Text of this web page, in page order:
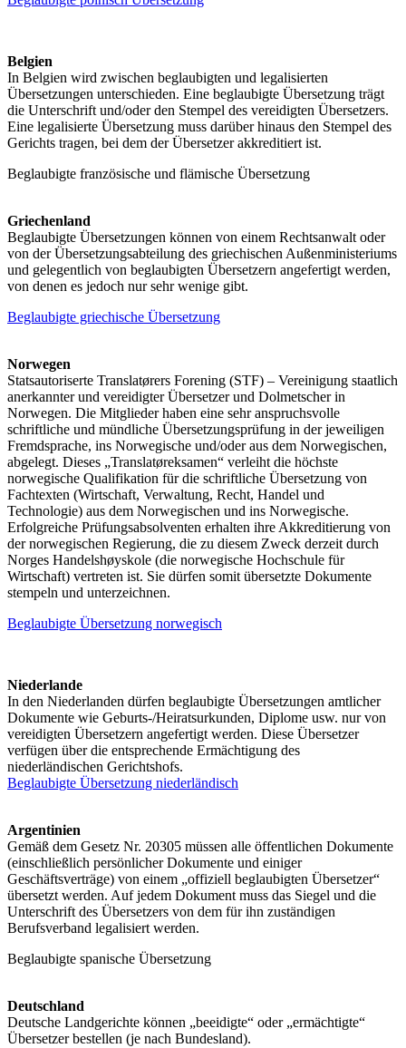
Belgien
In Belgien wird zwischen beglaubigten und legalisierten
Übersetzungen unterschieden. Eine beglaubigte Übersetzung trägt
die Unterschrift und/oder den Stempel des vereidigten Übersetzers.
Eine legalisierte Übersetzung muss darüber hinaus den Stempel des
Gerichts tragen, bei dem der Übersetzer akkreditiert ist.
Beglaubigte französische und flämische Übersetzung
Griechenland
Beglaubigte Übersetzungen können von einem Rechtsanwalt oder
von der Übersetzungsabteilung des griechischen Außenministeriums
und gelegentlich von beglaubigten Übersetzern angefertigt werden,
von denen es jedoch nur sehr wenige gibt.
Beglaubigte griechische Übersetzung
Norwegen
Statsautoriserte Translatørers Forening (STF) – Vereinigung staatlich
anerkannter und vereidigter Übersetzer und Dolmetscher in
Norwegen. Die Mitglieder haben eine sehr anspruchsvolle
schriftliche und mündliche Übersetzungsprüfung in der jeweiligen
Fremdsprache, ins Norwegische und/oder aus dem Norwegischen,
abgelegt. Dieses „Translatøreksamen“ verleiht die höchste
norwegische Qualifikation für die schriftliche Übersetzung von
Fachtexten (Wirtschaft, Verwaltung, Recht, Handel und
Technologie) aus dem Norwegischen und ins Norwegische.
Erfolgreiche Prüfungsabsolventen erhalten ihre Akkreditierung von
der norwegischen Regierung, die zu diesem Zweck derzeit durch
Norges Handelshøyskole (die norwegische Hochschule für
Wirtschaft) vertreten ist. Sie dürfen somit übersetzte Dokumente
stempeln und unterzeichnen.
Beglaubigte Übersetzung norwegisch
Niederlande
In den Niederlanden dürfen beglaubigte Übersetzungen amtlicher
Dokumente wie Geburts-/Heiratsurkunden, Diplome usw. nur von
vereidigten Übersetzern angefertigt werden. Diese Übersetzer
verfügen über die entsprechende Ermächtigung des
niederländischen Gerichtshofs.
Beglaubigte Übersetzung niederländisch
Argentinien
Gemäß dem Gesetz Nr. 20305 müssen alle öffentlichen Dokumente
(einschließlich persönlicher Dokumente und einiger
Geschäftsverträge) von einem „offiziell beglaubigten Übersetzer“
übersetzt werden. Auf jedem Dokument muss das Siegel und die
Unterschrift des Übersetzers von dem für ihn zuständigen
Berufsverband legalisiert werden.
Beglaubigte spanische Übersetzung
Deutschland
Deutsche Landgerichte können „beeidigte“ oder „ermächtigte“
Übersetzer bestellen (je nach Bundesland).